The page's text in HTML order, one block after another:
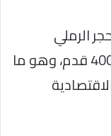
الرملي
والجيري، بصافي سمك إنتاجي يبلغ 400 قدم، وهو ما